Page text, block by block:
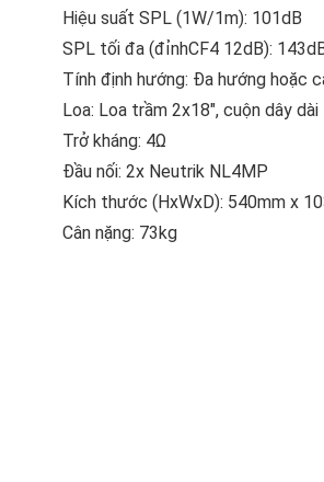
Hiệu suất SPL (1W/1m): 101dB
SPL tối đa (đỉnhCF4 12dB):
Tính định hướng: Đa hướng hoặc
Loa: Loa trầm 2x18", cuộn dây
Trở kháng: 4Ω
Đầu nối: 2x Neutrik NL4MP
Kích thước (HxWxD): 540mm x
Cân nặng: 73kg